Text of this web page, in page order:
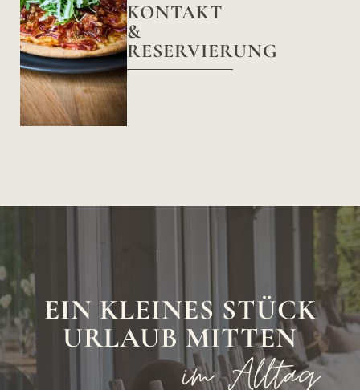
KONTAKT
&
RESERVIERUNG
EIN KLEINES STÜCK
URLAUB MITTEN
im Alltag